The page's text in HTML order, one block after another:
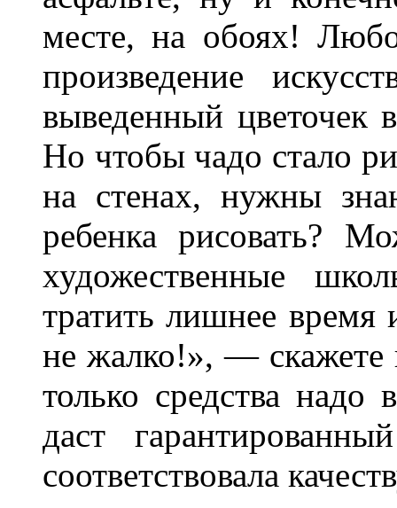
месте, на обоях!
произведение
выведенный цветочек
Но чтобы чадо стало
на стенах, нужны
ребенка рисовать?
художественные
тратить лишнее время
не жалко!», — скажете
только средства
даст
соответствовала